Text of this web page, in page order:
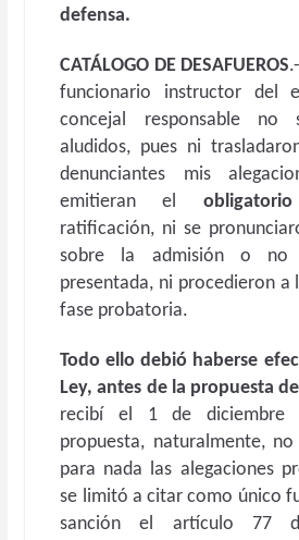
defensa.
CATÁLOGO DE DESAFUEROS
funcionario instructor del
concejal responsable
aludidos, pues ni
denunciantes mis
emitieran el obligatorio
ratificación, ni se
sobre la admisión o no
presentada, ni procedieron a
fase probatoria.
Todo ello debió haberse
Ley, antes de la propuesta
recibí el 1 de diciembre
propuesta, naturalmente,
para nada las alegaciones
se limitó a citar como único
sanción el artículo 77